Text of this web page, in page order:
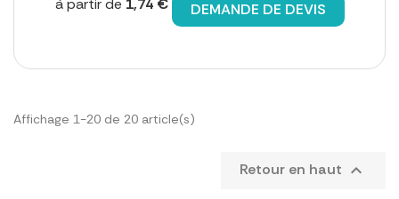
à partir de 1,74 € DEMANDE DE DEVIS
Affichage 1-20 de 20 article(s)
Retour en haut 